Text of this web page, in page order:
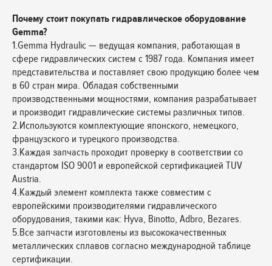
Почему стоит покупать гидравлическое оборудование
Gemma?
1.Gemma Hydraulic — ведущая компания, работающая в
сфере гидравлических систем с 1987 года. Компания имеет
представительства и поставляет свою продукцию более чем
в 60 стран мира. Обладая собственными
производственными мощностями, компания разрабатывает
и производит гидравлические системы различных типов.
2.Используются комплектующие японского, немецкого,
французского и турецкого производства.
3.Каждая запчасть проходит проверку в соответствии со
стандартом ISO 9001 и европейской сертификацией TUV
Austria.
4.Каждый элемент комплекта также совместим с
европейскими производителями гидравлического
оборудования, такими как: Hyva, Binotto, Adbro, Bezares.
5.Все запчасти изготовлены из высококачественных
металлических сплавов согласно международной таблице
сертификации.